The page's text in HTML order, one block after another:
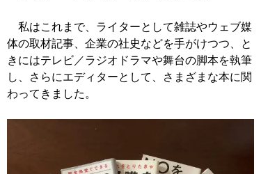
私はこれまで、ライターとして雑誌やウェブ媒
体の取材記事、企業の社史などを手がけつつ、と
きにはテレビ／ラジオドラマや舞台の脚本を執筆
し、さらにエディターとして、さまざまな本に関
わってきました。